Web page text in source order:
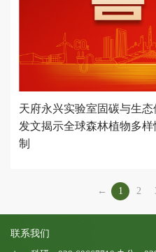
天府永兴实验室固碳与生态
发文揭示全球森林植物多
制
← 1 2
联系我们